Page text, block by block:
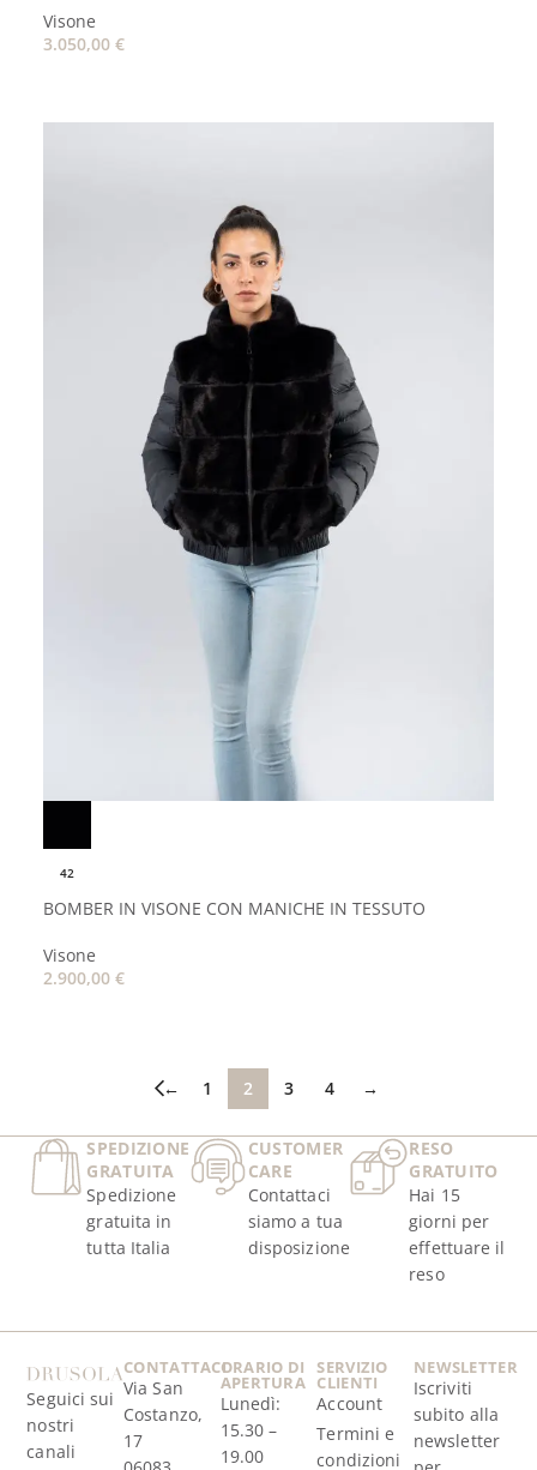
Visone
3.050,00 €
42
BOMBER IN VISONE CON MANICHE IN TESSUTO
Visone
2.900,00 €
← 1 2 3 4 →
SPEDIZIONE
GRATUITA
Spedizione
gratuita in
tutta Italia
CUSTOMER
CARE
Contattaci
siamo a tua
disposizione
RESO
GRATUITO
Hai 15
giorni per
effettuare il
reso
Seguici sui
nostri
canali
CONTATTACI
Via San
Costanzo,
17
ORARIO DI
APERTURA
Lunedì:
15.30 –
19.00
SERVIZIO
CLIENTI
Account
Termini e
condizioni
NEWSLETTER
Iscriviti
subito alla
newsletter